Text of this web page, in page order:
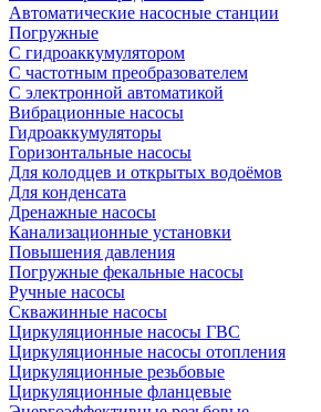
Автоматические насосные станции
Погружные
С гидроаккумулятором
С частотным преобразователем
С электронной автоматикой
Вибрационные насосы
Гидроаккумуляторы
Горизонтальные насосы
Для колодцев и открытых водоёмов
Для конденсата
Дренажные насосы
Канализационные установки
Повышения давления
Погружные фекальные насосы
Ручные насосы
Скважинные насосы
Циркуляционные насосы ГВС
Циркуляционные насосы отопления
Циркуляционные резьбовые
Циркуляционные фланцевые